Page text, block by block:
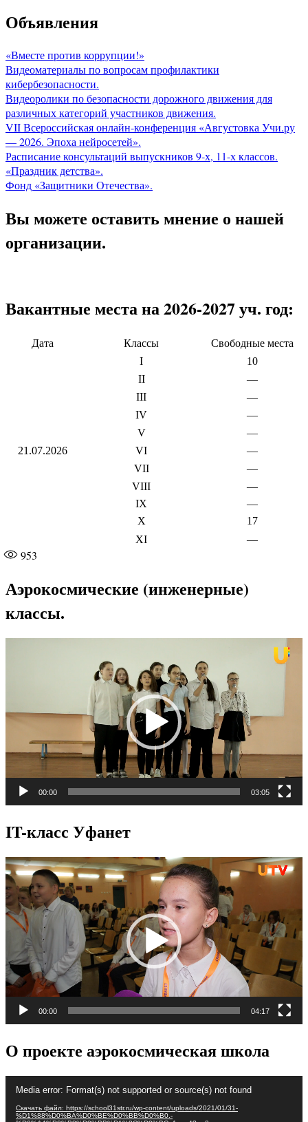
Объявления
«Вместе против коррупции!»
Видеоматериалы по вопросам профилактики
кибербезопасности.
Видеоролики по безопасности дорожного движения для
различных категорий участников движения.
VII Всероссийская онлайн-конференция «Августовка Учи.ру
— 2026. Эпоха нейросетей».
Расписание консультаций выпускников 9-х, 11-х классов.
«Праздник детства».
Фонд «Защитники Отечества».
Вы можете оставить мнение о нашей
организации.
Вакантные места на 2026-2027 уч. год:
Дата Классы Свободные места
21.07.2026
I
10
II
—
III
—
IV
—
V
—
VI
—
VII
—
VIII
—
IX
—
X
17
XI
—
953
Аэрокосмические (инженерные)
классы.
00:00 03:05
IT-класс Уфанет
Видеоплеер
00:00 04:17
О проекте аэрокосмическая школа
Media error: Format(s) not supported or source(s) not found
Скачать файл: https://school31str.ru/wp-content/uploads/2021/01/31-
%D1%88%D0%BA%D0%BE%D0%BB%D0%B0.-